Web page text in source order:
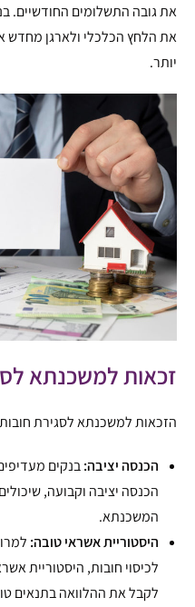
את גובה התשלומים החודשיים.
את הלחץ הכלכלי ולארגן מחדש
יותר.
זכאות למשכנתא
הזכאות למשכנתא לסגירת
הכנסה יציבה:בנקים
הכנסה יציבה וקבועה,
המשכנתא.
היסטוריית אשראי טובה:
לכיסוי חובות, היסטוריית
לקבל את ההלוואה בתנאים